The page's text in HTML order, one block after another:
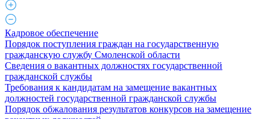
Кадровое обеспечение
Порядок поступления граждан на государственную
гражданскую службу Смоленской области
Сведения о вакантных должностях государственной
гражданской службы
Требования к кандидатам на замещение вакантных
должностей государственной гражданской службы
Порядок обжалования результатов конкурсов на замещение